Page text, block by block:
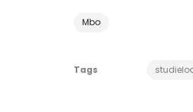
Mbo
Tags